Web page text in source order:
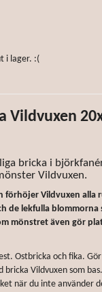
i lager. :(
Vildvuxen
bricka i
Vildvuxen.
förhöjer Vildvuxen alla
de lekfulla blommorna
mönstret även gör
Ostbricka och fika.
bricka Vildvuxen som
när du inte använder